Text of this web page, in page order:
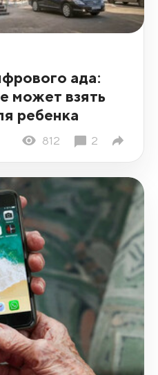
ада:
может взять
ребенка
812 2